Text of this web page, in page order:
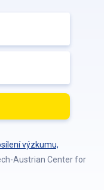
výzkumu,
Austrian Center for